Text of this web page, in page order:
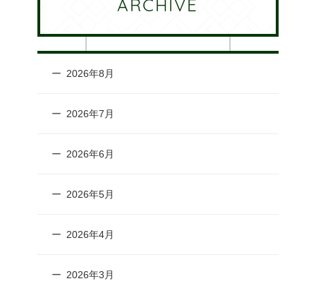
ARCHIVE
2026年8月
2026年7月
2026年6月
2026年5月
2026年4月
2026年3月